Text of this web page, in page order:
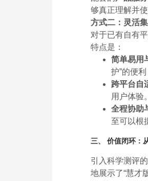
够真正理解并
方式二：灵活
对于已有自有
特点是：
简单易用
护”的便
跨平台自
用户体验。
全程协助
至可以根
三、 价值闭环：
引入科学测评
地展示了“慧才